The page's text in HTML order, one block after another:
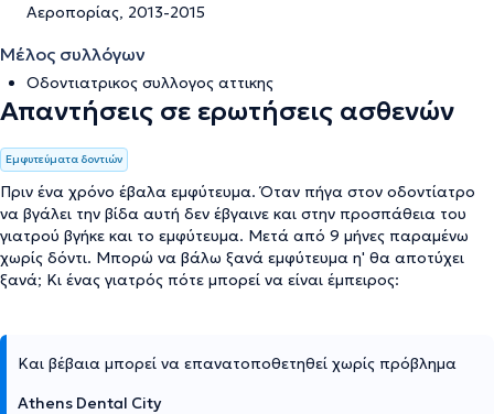
Αεροπορίας, 2013-2015
Μέλος συλλόγων
Οδοντιατρικος συλλογος αττικης
Απαντήσεις σε ερωτήσεις ασθενών
Εμφυτεύματα δοντιών
Πριν ένα χρόνο έβαλα εμφύτευμα. Όταν πήγα στον οδοντίατρο
να βγάλει την βίδα αυτή δεν έβγαινε και στην προσπάθεια του
γιατρού βγήκε και το εμφύτευμα. Μετά από 9 μήνες παραμένω
χωρίς δόντι. Μπορώ να βάλω ξανά εμφύτευμα η' θα αποτύχει
ξανά; Κι ένας γιατρός πότε μπορεί να είναι έμπειρος:
Και βέβαια μπορεί να επανατοποθετηθεί χωρίς πρόβλημα
Athens Dental City